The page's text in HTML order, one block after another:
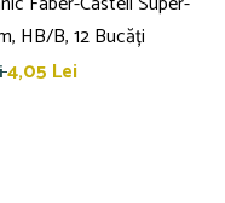
HB/B, 12 Bucăți
4,05 Lei